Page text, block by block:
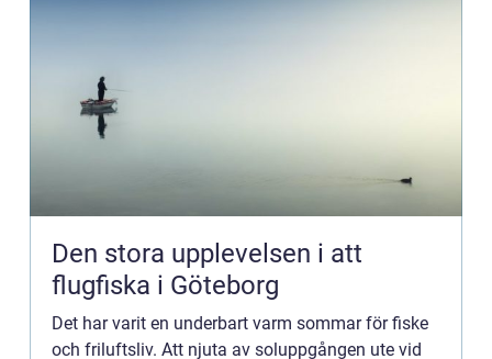
Den stora upplevelsen i att
flugfiska i Göteborg
Det har varit en underbart varm sommar för fiske
och friluftsliv. Att njuta av soluppgången ute vid